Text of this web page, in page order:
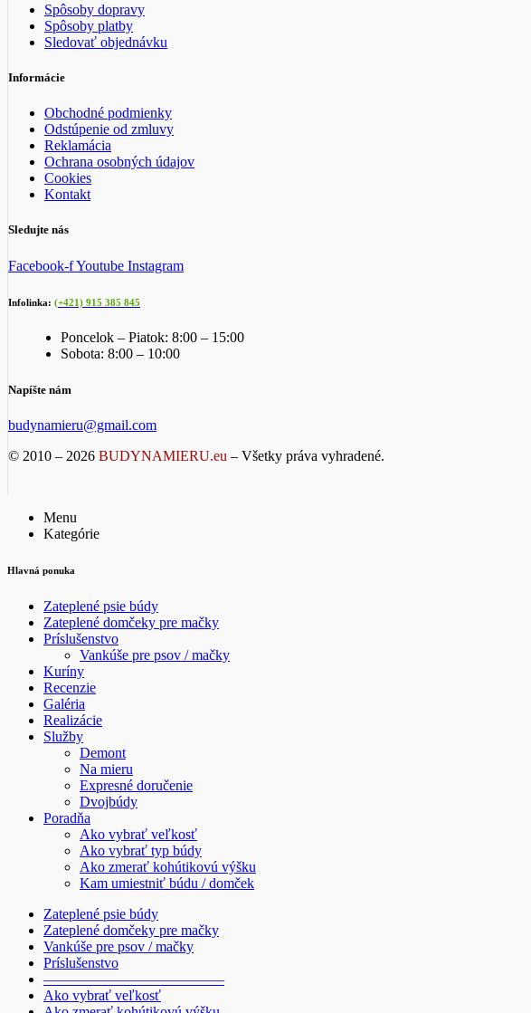
Spôsoby dopravy
Spôsoby platby
Sledovať objednávku
Informácie
Obchodné podmienky
Odstúpenie od zmluvy
Reklamácia
Ochrana osobných údajov
Cookies
Kontakt
Sledujte nás
Facebook-fYoutube Instagram
Infolinka: (+421) 915 385 845
Poncelok – Piatok: 8:00 – 15:00
Sobota: 8:00 – 10:00
Napíšte nám
budynamieru@gmail.com
© 2010 – 2026 BUDYNAMIERU.eu – Všetky práva vyhradené.
Menu
Kategórie
Hlavná ponuka
Zateplené psie búdy
Zateplené domčeky pre mačky
Príslušenstvo
Vankúše pre psov / mačky
Kuríny
Recenzie
Galéria
Realizácie
Služby
Demont
Na mieru
Expresné doručenie
Dvojbúdy
Poradňa
Ako vybrať veľkosť
Ako vybrať typ búdy
Ako zmerať kohútikovú výšku
Kam umiestniť búdu / domček
Zateplené psie búdy
Zateplené domčeky pre mačky
Vankúše pre psov / mačky
Príslušenstvo
————————————–
Ako vybrať veľkosť